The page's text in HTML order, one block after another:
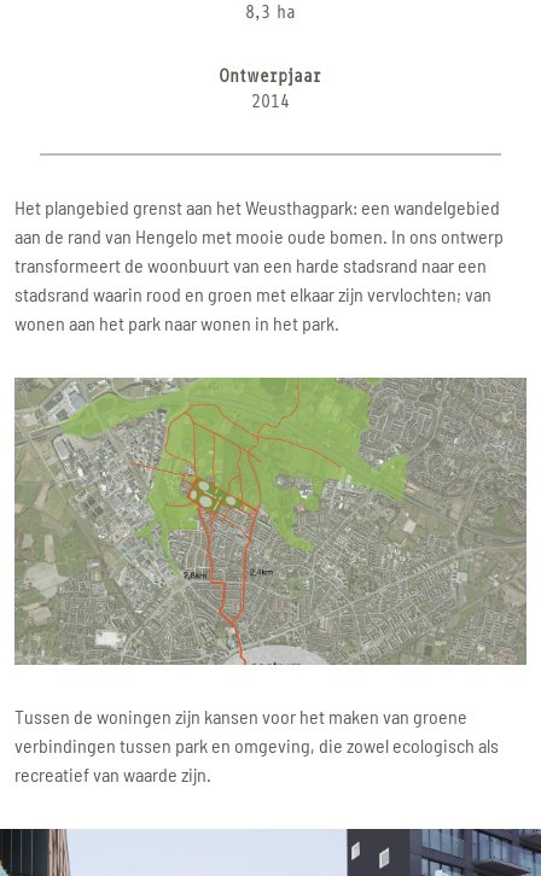
8,3 ha
Ontwerpjaar
2014
Het plangebied grenst aan het Weusthagpark: een wandelgebied
aan de rand van Hengelo met mooie oude bomen. In ons ontwerp
transformeert de woonbuurt van een harde stadsrand naar een
stadsrand waarin rood en groen met elkaar zijn vervlochten; van
wonen aan het park naar wonen in het park.
Tussen de woningen zijn kansen voor het maken van groene
verbindingen tussen park en omgeving, die zowel ecologisch als
recreatief van waarde zijn.